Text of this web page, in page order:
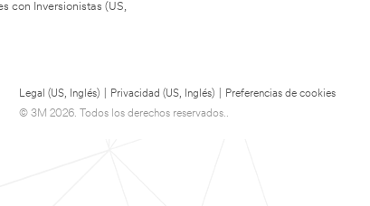
con Inversionistas (US,
Legal (US, Inglés) Privacidad (US, Inglés)
Preferencias de cookies
© 3M 2026. Todos los derechos reservados..